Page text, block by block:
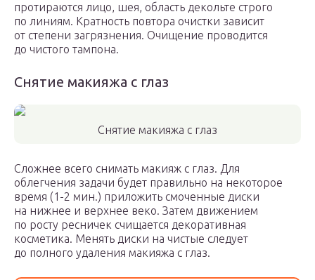
протираются лицо, шея, область декольте строго
по линиям. Кратность повтора очистки зависит
от степени загрязнения. Очищение проводится
до чистого тампона.
Снятие макияжа с глаз
Снятие макияжа с глаз
Сложнее всего снимать макияж с глаз. Для
облегчения задачи будет правильно на некоторое
время (1-2 мин.) приложить смоченные диски
на нижнее и верхнее веко. Затем движением
по росту ресничек счищается декоративная
косметика. Менять диски на чистые следует
до полного удаления макияжа с глаз.